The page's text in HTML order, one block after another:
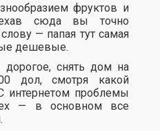
фруктов и
сюда вы точно
— папая тут самая
дешевые.
снять дом на
дол, смотря какой
интернетом проблемы
— в основном все